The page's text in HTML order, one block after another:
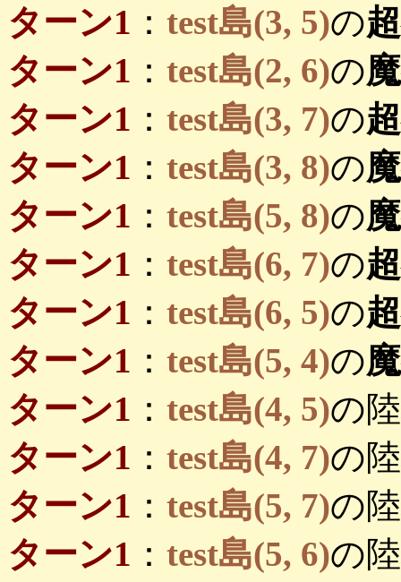
ターン1 ： test島(3, 5)の
ターン1 ： test島(2, 6)の
ターン1 ： test島(3, 7)の
ターン1 ： test島(3, 8)の
ターン1 ： test島(5, 8)の
ターン1 ： test島(6, 7)の
ターン1 ： test島(6, 5)の
ターン1 ： test島(5, 4)の
ターン1 ： test島(4, 5)の
ターン1 ： test島(4, 7)の
ターン1 ： test島(5, 7)の
ターン1 ： test島(5, 6)の